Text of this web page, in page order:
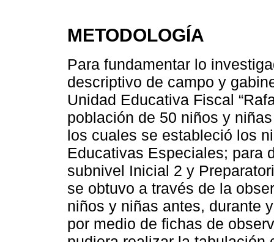
METODOLOGÍA
Para fundamentar lo
descriptivo de campo y
Unidad Educativa Fiscal
población de 50 niños y
los cuales se estableció los
Educativas Especiales; para
subnivel Inicial 2 y
se obtuvo a través de la
niños y niñas antes, durante
por medio de fichas de